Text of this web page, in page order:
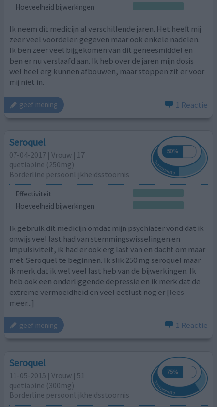
Hoeveelheid bijwerkingen
Ik neem dit medicijn al verschillende jaren. Het heeft mij
zeer veel voordelen gegeven maar ook enkele nadelen.
Ik ben zeer veel bijgekomen van dit geneesmiddel en
ben er nu verslaafd aan. Ik heb over de jaren mijn dosis
wel heel erg kunnen afbouwen, maar stoppen zit er voor
mij niet in.
geef mening 1 Reactie
Seroquel
07-04-2017 | Vrouw | 17
quetiapine (250mg)
Borderline persoonlijkheidsstoornis
Effectiviteit
Hoeveelheid bijwerkingen
Ik gebruik dit medicijn omdat mijn psychiater vond dat ik
onwijs veel last had van stemmingswisselingen en
impulsiviteit, ik had er ook erg last van en dacht om maar
met Seroquel te beginnen. Ik slik 250 mg seroquel maar
ik merk dat ik wel veel last heb van de bijwerkingen. Ik
heb ook een onderliggende depressie en ik merk dat de
extreme vermoeidheid en veel eetlust nog er [lees
meer...]
geef mening 1 Reactie
Seroquel
11-05-2015 | Vrouw | 51
quetiapine (300mg)
Borderline persoonlijkheidsstoornis